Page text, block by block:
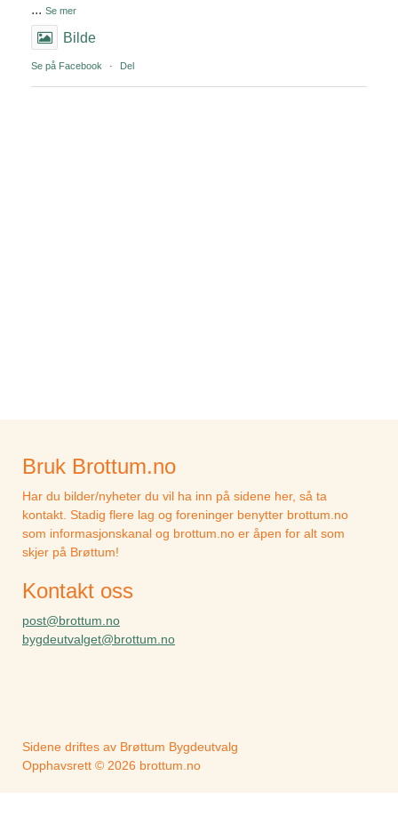
... Se mer
Bilde
Se på Facebook · Del
Bruk Brottum.no
Har du bilder/nyheter du vil ha inn på sidene her, så ta
kontakt. Stadig flere lag og foreninger benytter brottum.no
som informasjonskanal og brottum.no er åpen for alt som
skjer på Brøttum!
Kontakt oss
post@brottum.no
bygdeutvalget@brottum.no
Sidene driftes av Brøttum Bygdeutvalg
Opphavsrett © 2026 brottum.no